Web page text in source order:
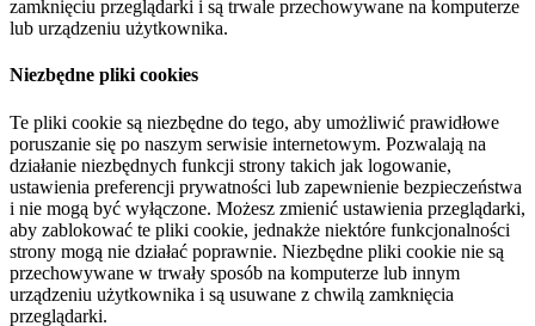
zamknięciu przeglądarki i są trwale przechowywane na komputerze
lub urządzeniu użytkownika.
Niezbędne pliki cookies
Te pliki cookie są niezbędne do tego, aby umożliwić prawidłowe
poruszanie się po naszym serwisie internetowym. Pozwalają na
działanie niezbędnych funkcji strony takich jak logowanie,
ustawienia preferencji prywatności lub zapewnienie bezpieczeństwa
i nie mogą być wyłączone. Możesz zmienić ustawienia przeglądarki,
aby zablokować te pliki cookie, jednakże niektóre funkcjonalności
strony mogą nie działać poprawnie. Niezbędne pliki cookie nie są
przechowywane w trwały sposób na komputerze lub innym
urządzeniu użytkownika i są usuwane z chwilą zamknięcia
przeglądarki.